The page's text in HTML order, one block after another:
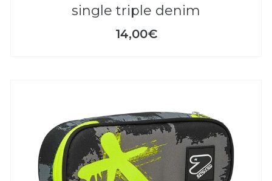
single triple denim
14,00€